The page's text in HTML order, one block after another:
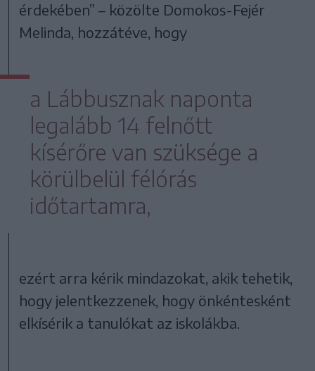
érdekében” – közölte Domokos-Fejér
Melinda, hozzátéve, hogy
a Lábbusznak naponta
legalább 14 felnőtt
kísérőre van szüksége a
körülbelül félórás
időtartamra,
ezért arra kérik mindazokat, akik tehetik,
hogy jelentkezzenek, hogy önkéntesként
elkísérik a tanulókat az iskolákba.